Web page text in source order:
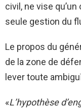
civil, ne vise
seule gestion du
Le propos du
de la zone de
lever toute
«L’hypothèse